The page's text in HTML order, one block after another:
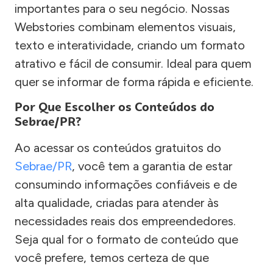
importantes para o seu negócio. Nossas
Webstories combinam elementos visuais,
texto e interatividade, criando um formato
atrativo e fácil de consumir. Ideal para quem
quer se informar de forma rápida e eficiente.
Por Que Escolher os Conteúdos do
Sebrae/PR?
Ao acessar os conteúdos gratuitos do
Sebrae/PR, você tem a garantia de estar
consumindo informações confiáveis e de
alta qualidade, criadas para atender às
necessidades reais dos empreendedores.
Seja qual for o formato de conteúdo que
você prefere, temos certeza de que